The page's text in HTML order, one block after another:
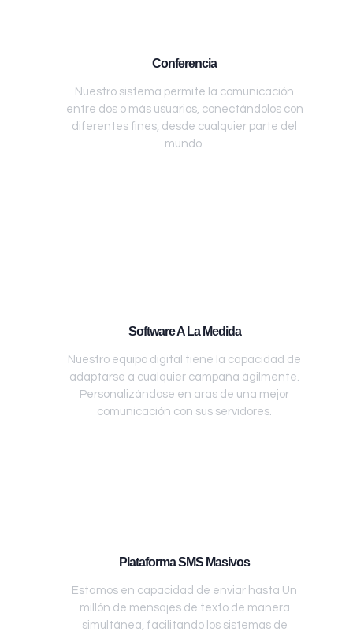
Conferencia
Nuestro sistema permite la comunicación
entre dos o más usuarios, conectándolos con
diferentes fines, desde cualquier parte del
mundo.
Software A La Medida
Nuestro equipo digital tiene la capacidad de
adaptarse a cualquier campaña ágilmente.
Personalizándose en aras de una mejor
comunicación con sus servidores.
Plataforma SMS Masivos
Estamos en capacidad de enviar hasta Un
millón de mensajes de texto de manera
simultánea, facilitando los sistemas de